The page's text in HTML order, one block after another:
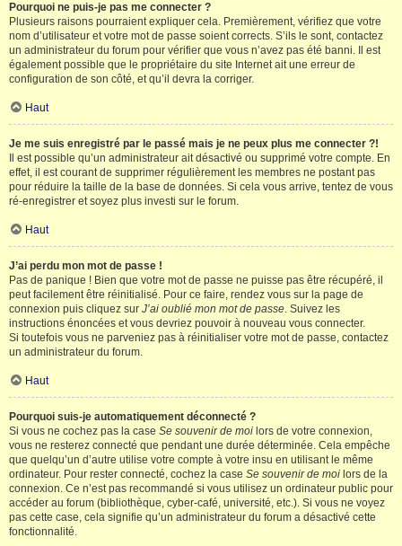
Pourquoi ne puis-je pas me connecter ?
Plusieurs raisons pourraient expliquer cela. Premièrement, vérifiez que votre
nom d’utilisateur et votre mot de passe soient corrects. S’ils le sont, contactez
un administrateur du forum pour vérifier que vous n’avez pas été banni. Il est
également possible que le propriétaire du site Internet ait une erreur de
configuration de son côté, et qu’il devra la corriger.
Haut
Je me suis enregistré par le passé mais je ne peux plus me connecter ?!
Il est possible qu’un administrateur ait désactivé ou supprimé votre compte. En
effet, il est courant de supprimer régulièrement les membres ne postant pas
pour réduire la taille de la base de données. Si cela vous arrive, tentez de vous
ré-enregistrer et soyez plus investi sur le forum.
Haut
J’ai perdu mon mot de passe !
Pas de panique ! Bien que votre mot de passe ne puisse pas être récupéré, il
peut facilement être réinitialisé. Pour ce faire, rendez vous sur la page de
connexion puis cliquez sur J’ai oublié mon mot de passe. Suivez les
instructions énoncées et vous devriez pouvoir à nouveau vous connecter.
Si toutefois vous ne parveniez pas à réinitialiser votre mot de passe, contactez
un administrateur du forum.
Haut
Pourquoi suis-je automatiquement déconnecté ?
Si vous ne cochez pas la case Se souvenir de moi lors de votre connexion,
vous ne resterez connecté que pendant une durée déterminée. Cela empêche
que quelqu’un d’autre utilise votre compte à votre insu en utilisant le même
ordinateur. Pour rester connecté, cochez la case Se souvenir de moi lors de la
connexion. Ce n’est pas recommandé si vous utilisez un ordinateur public pour
accéder au forum (bibliothèque, cyber-café, université, etc.). Si vous ne voyez
pas cette case, cela signifie qu’un administrateur du forum a désactivé cette
fonctionnalité.